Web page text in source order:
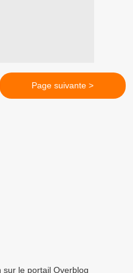
Page suivante >
sur le portail Overblog